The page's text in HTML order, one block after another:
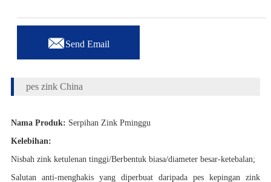
Send Email
pes zink China
Nama Produk: Serpihan Zink Pminggu
Kelebihan:
Nisbah zink ketulenan tinggi/Berbentuk biasa/diameter besar-ketebalan;
Salutan anti-menghakis yang diperbuat daripada pes kepingan zink